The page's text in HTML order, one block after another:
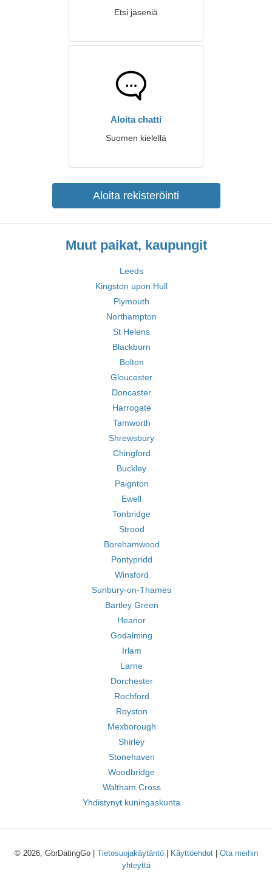
Etsi jäseniä
Aloita chatti
Suomen kielellä
Aloita rekisteröinti
Muut paikat, kaupungit
Leeds
Kingston upon Hull
Plymouth
Northampton
St Helens
Blackburn
Bolton
Gloucester
Doncaster
Harrogate
Tamworth
Shrewsbury
Chingford
Buckley
Paignton
Ewell
Tonbridge
Strood
Borehamwood
Pontypridd
Winsford
Sunbury-on-Thames
Bartley Green
Heanor
Godalming
Irlam
Larne
Dorchester
Rochford
Royston
Mexborough
Shirley
Stonehaven
Woodbridge
Waltham Cross
Yhdistynyt kuningaskunta
© 2026, GbrDatingGo | Tietosuojakäytäntö| Käyttöehdot| Ota meihin
yhteyttä